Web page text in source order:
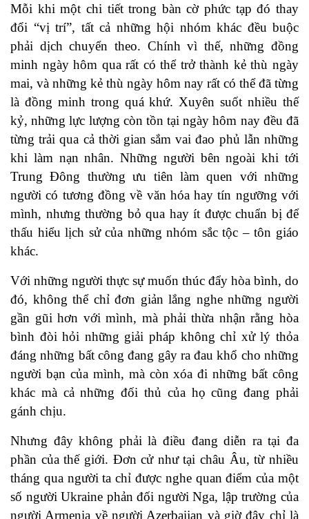
Mỗi khi một chi tiết trong bàn cờ phức tạp đó thay
đổi “vị trí”, tất cả những hội nhóm khác đều buộc
phải dịch chuyển theo. Chính vì thế, những đồng
minh ngày hôm qua rất có thể trở thành kẻ thù ngày
mai, và những kẻ thù ngày hôm nay rất có thể đã từng
là đồng minh trong quá khứ. Xuyên suốt nhiều thế
kỷ, những lực lượng còn tồn tại ngày hôm nay đều đã
từng trải qua cả thời gian sắm vai đao phủ lẫn những
khi làm nạn nhân. Những người bên ngoài khi tới
Trung Đông thường ưu tiên làm quen với những
người có tương đồng về văn hóa hay tín ngưỡng với
mình, nhưng thường bỏ qua hay ít được chuẩn bị để
thấu hiểu lịch sử của những nhóm sắc tộc – tôn giáo
khác.
Với những người thực sự muốn thúc đẩy hòa bình, do
đó, không thể chỉ đơn giản lắng nghe những người
gần gũi hơn với mình, mà phải thừa nhận rằng hòa
bình đòi hỏi những giải pháp không chỉ xử lý thỏa
đáng những bất công đang gây ra đau khổ cho những
người bạn của mình, mà còn xóa đi những bất công
khác mà cả những đối thủ của họ cũng đang phải
gánh chịu.
Nhưng đây không phải là điều đang diễn ra tại đa
phần của thế giới. Đơn cử như tại châu Âu, từ nhiều
tháng qua người ta chỉ được nghe quan điểm của một
số người Ukraine phản đối người Nga, lập trường của
người Armenia về người Azerbaijan và giờ đây chỉ là